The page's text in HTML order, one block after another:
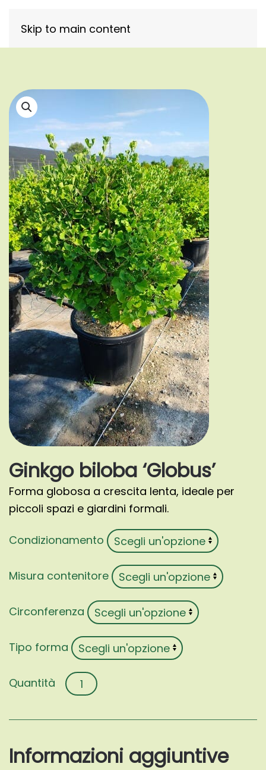
Skip to main content
Ginkgo biloba ‘Globus’
Forma globosa a crescita lenta, ideale per
piccoli spazi e giardini formali.
Condizionamento
Misura contenitore
Circonferenza
Tipo forma
Ginkgo
biloba
Informazioni aggiuntive